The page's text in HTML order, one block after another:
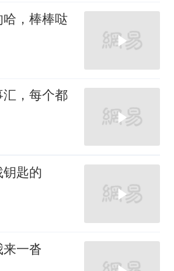
，棒棒哒
，每个都
匙的
一沓